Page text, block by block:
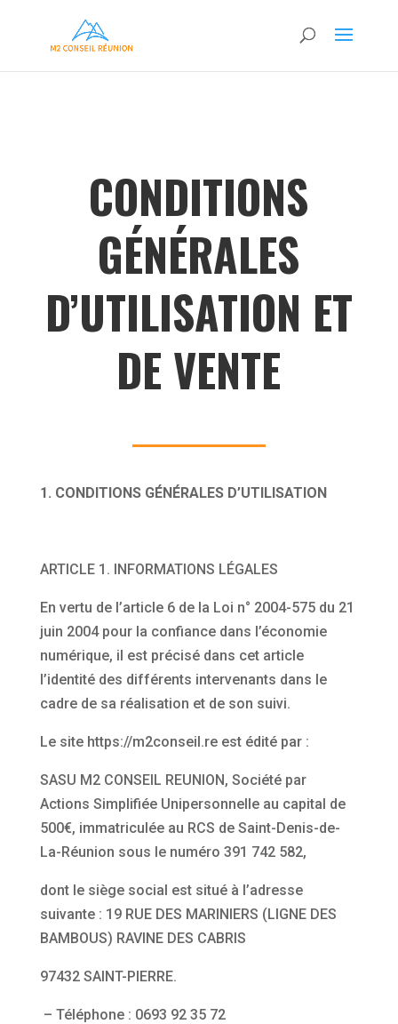
CONDITIONS
GÉNÉRALES
D’UTILISATION ET
DE VENTE
1. CONDITIONS GÉNÉRALES D’UTILISATION
ARTICLE 1. INFORMATIONS LÉGALES
En vertu de l’article 6 de la Loi n° 2004-575 du 21
juin 2004 pour la confiance dans l’économie
numérique, il est précisé dans cet article
l’identité des différents intervenants dans le
cadre de sa réalisation et de son suivi.
Le site https://m2conseil.re est édité par :
SASU M2 CONSEIL REUNION, Société par
Actions Simplifiée Unipersonnelle au capital de
500€, immatriculée au RCS de Saint-Denis-de-
La-Réunion sous le numéro 391 742 582,
dont le siège social est situé à l’adresse
suivante : 19 RUE DES MARINIERS (LIGNE DES
BAMBOUS) RAVINE DES CABRIS
97432 SAINT-PIERRE.
– Téléphone : 0693 92 35 72